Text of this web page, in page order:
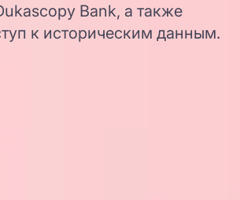
Bank, а также
к историческим данным.